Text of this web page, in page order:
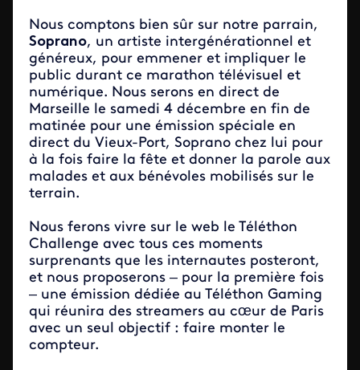
Nous comptons bien sûr sur notre parrain,
Soprano, un artiste intergénérationnel et
généreux, pour emmener et impliquer le
public durant ce marathon télévisuel et
numérique. Nous serons en direct de
Marseille le samedi 4 décembre en fin de
matinée pour une émission spéciale en
direct du Vieux-Port, Soprano chez lui pour
à la fois faire la fête et donner la parole aux
malades et aux bénévoles mobilisés sur le
terrain.
Nous ferons vivre sur le web le Téléthon
Challenge avec tous ces moments
surprenants que les internautes posteront,
et nous proposerons – pour la première fois
– une émission dédiée au Téléthon Gaming
qui réunira des streamers au cœur de Paris
avec un seul objectif : faire monter le
compteur.